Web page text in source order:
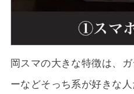
岡スマの大きな特徴は、
ーなどそっち系が好きな